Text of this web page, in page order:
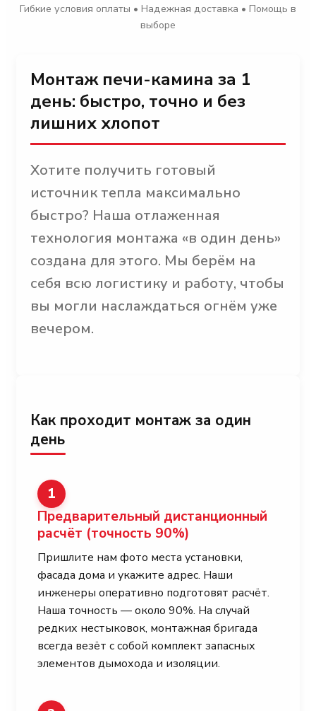
Гибкие условия оплаты • Надежная доставка • Помощь в
выборе
Монтаж печи-камина за 1
день: быстро, точно и без
лишних хлопот
Хотите получить готовый
источник тепла максимально
быстро? Наша отлаженная
технология монтажа «в один день»
создана для этого. Мы берём на
себя всю логистику и работу, чтобы
вы могли наслаждаться огнём уже
вечером.
Как проходит монтаж за один
день
1
Предварительный дистанционный
расчёт (точность 90%)
Пришлите нам фото места установки,
фасада дома и укажите адрес. Наши
инженеры оперативно подготовят расчёт.
Наша точность — около 90%. На случай
редких нестыковок, монтажная бригада
всегда везёт с собой комплект запасных
элементов дымохода и изоляции.